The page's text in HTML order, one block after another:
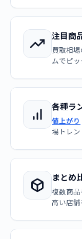
注目商
買取相
ムでピッ
各種ラ
値上がり
場トレン
まとめ
複数商
高い店舗